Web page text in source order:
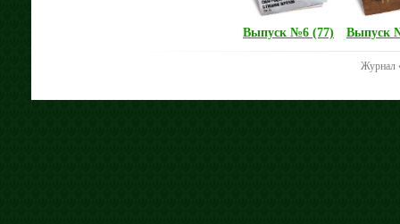
Выпуск №6 (77) Выпуск
Журнал